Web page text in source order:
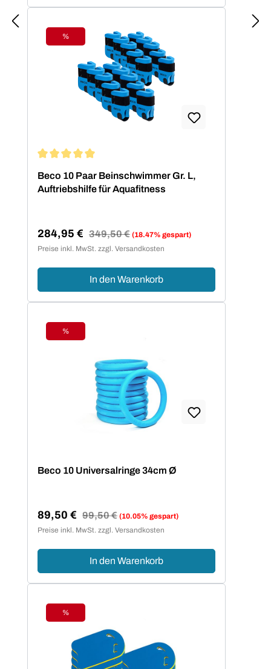
Rabatt
%
Beco 10 Paar Beinschwimmer Gr. L,
Auftriebshilfe für Aquafitness
Verkaufspreis:
284,95 € Regulärer Preis:
349,50 € (18.47% gespart)
Preise inkl. MwSt. zzgl. Versandkosten
In den Warenkorb
Rabatt
%
Beco 10 Universalringe 34cm Ø
Verkaufspreis:
89,50 € Regulärer Preis:
99,50 € (10.05% gespart)
Preise inkl. MwSt. zzgl. Versandkosten
In den Warenkorb
Rabatt
%